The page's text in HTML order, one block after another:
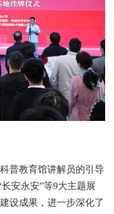
普教育馆讲解员的引导
安永安”等9大主题展
设成果，进一步深化了